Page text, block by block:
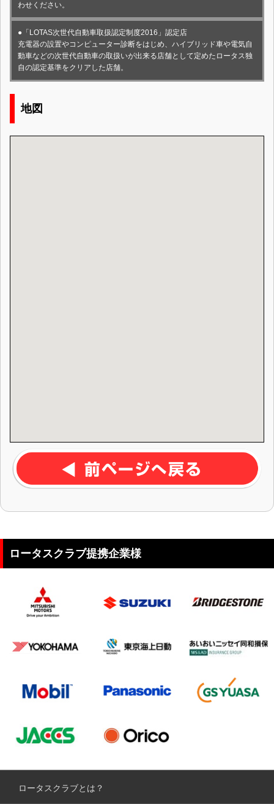
わせください。
●「LOTAS次世代自動車取扱認定制度2016」認定店
充電器の設置やコンピューター診断をはじめ、ハイブリッド車や電気自
動車などの次世代自動車の取扱いが出来る店舗として定めたロータス独
自の認定基準をクリアした店舗。
地図
ロータスクラブ提携企業様
ロータスクラブとは？